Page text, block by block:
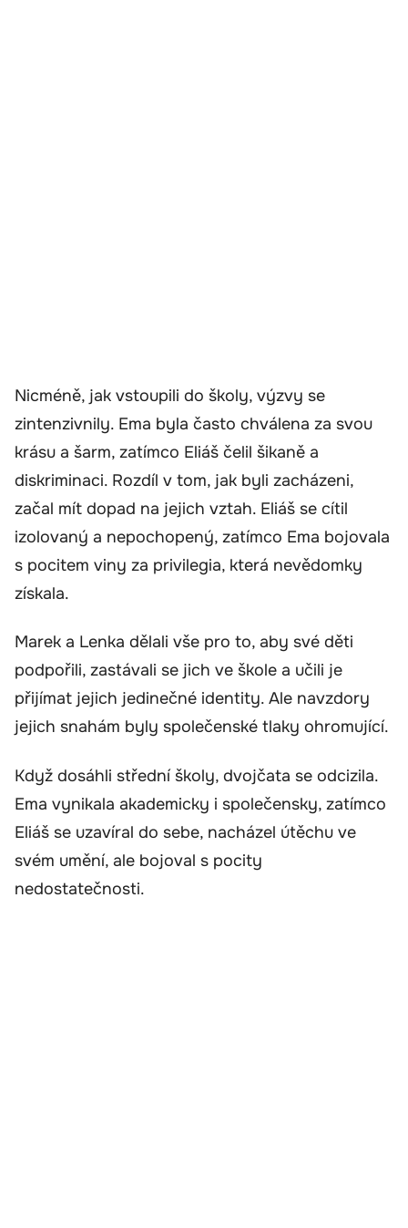
Nicméně, jak vstoupili do školy, výzvy se
zintenzivnily. Ema byla často chválena za svou
krásu a šarm, zatímco Eliáš čelil šikaně a
diskriminaci. Rozdíl v tom, jak byli zacházeni,
začal mít dopad na jejich vztah. Eliáš se cítil
izolovaný a nepochopený, zatímco Ema bojovala
s pocitem viny za privilegia, která nevědomky
získala.
Marek a Lenka dělali vše pro to, aby své děti
podpořili, zastávali se jich ve škole a učili je
přijímat jejich jedinečné identity. Ale navzdory
jejich snahám byly společenské tlaky ohromující.
Když dosáhli střední školy, dvojčata se odcizila.
Ema vynikala akademicky i společensky, zatímco
Eliáš se uzavíral do sebe, nacházel útěchu ve
svém umění, ale bojoval s pocity
nedostatečnosti.